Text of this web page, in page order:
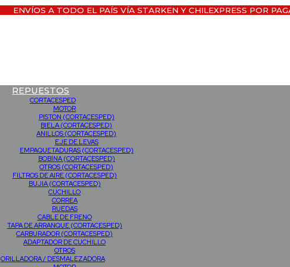
ENVÍOS A TODO EL PAÍS VÍA STARKEN Y CHILEXPRESS POR
REPUESTOS
CORTACESPED
MOTOR
PISTON (CORTACESPED)
BIELA (CORTACESPED)
ANILLOS (CORTACESPED)
EJE DE LEVAS
EMPAQUETADURAS (CORTACESPED)
BOBINA (CORTACESPED)
OTROS (CORTACESPED)
FILTROS DE AIRE (CORTACESPED)
BUJIA (CORTACESPED)
CUCHILLO
CORREA
RUEDAS
CABLE DE FRENO
TAPA DE ARRANQUE (CORTACESPED)
CARBURADOR (CORTACESPED)
ADAPTADOR DE CUCHILLO
OTROS
ORILLADORA / DESMALEZADORA